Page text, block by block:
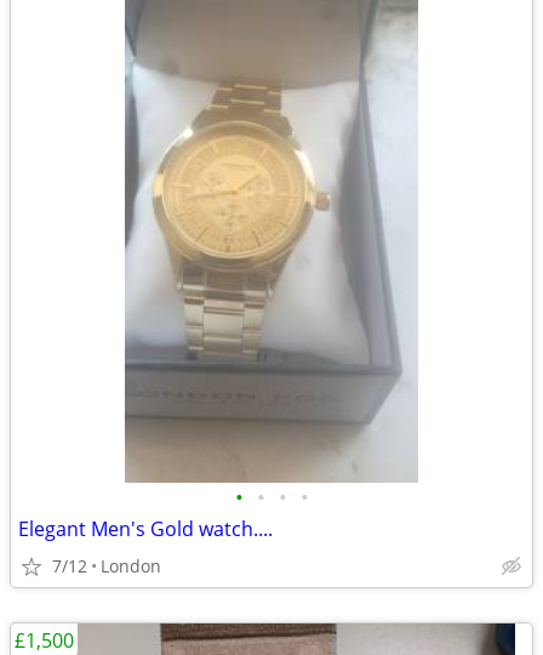
• • • •
Elegant Men's Gold watch....
7/12 London
£1,500